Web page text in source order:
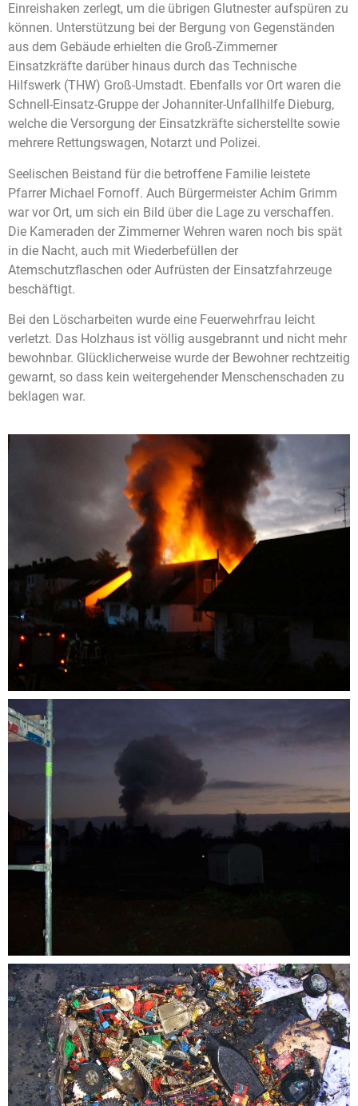
Einreishaken zerlegt, um die übrigen Glutnester aufspüren zu
können. Unterstützung bei der Bergung von Gegenständen
aus dem Gebäude erhielten die Groß-Zimmerner
Einsatzkräfte darüber hinaus durch das Technische
Hilfswerk (THW) Groß-Umstadt. Ebenfalls vor Ort waren die
Schnell-Einsatz-Gruppe der Johanniter-Unfallhilfe Dieburg,
welche die Versorgung der Einsatzkräfte sicherstellte sowie
mehrere Rettungswagen, Notarzt und Polizei.
Seelischen Beistand für die betroffene Familie leistete
Pfarrer Michael Fornoff. Auch Bürgermeister Achim Grimm
war vor Ort, um sich ein Bild über die Lage zu verschaffen.
Die Kameraden der Zimmerner Wehren waren noch bis spät
in die Nacht, auch mit Wiederbefüllen der
Atemschutzflaschen oder Aufrüsten der Einsatzfahrzeuge
beschäftigt.
Bei den Löscharbeiten wurde eine Feuerwehrfrau leicht
verletzt. Das Holzhaus ist völlig ausgebrannt und nicht mehr
bewohnbar. Glücklicherweise wurde der Bewohner rechtzeitig
gewarnt, so dass kein weitergehender Menschenschaden zu
beklagen war.